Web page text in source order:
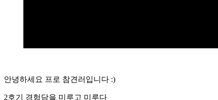
안녕하세요 프로 참견러입니다 :)
2호기 경험담을 미루고 미루다